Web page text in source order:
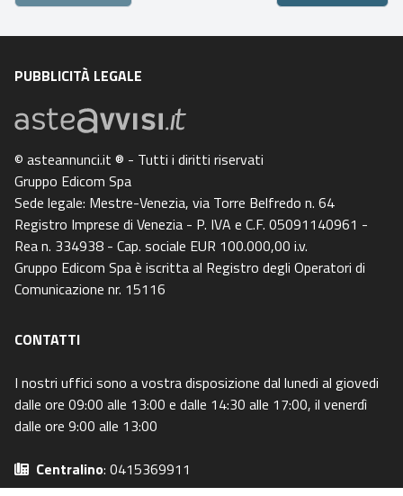
PUBBLICITÀ LEGALE
© asteannunci.it ® - Tutti i diritti riservati
Gruppo Edicom Spa
Sede legale: Mestre-Venezia, via Torre Belfredo n. 64
Registro Imprese di Venezia - P. IVA e C.F. 05091140961 -
Rea n. 334938 - Cap. sociale EUR 100.000,00 i.v.
Gruppo Edicom Spa è iscritta al Registro degli Operatori di
Comunicazione nr. 15116
CONTATTI
I nostri uffici sono a vostra disposizione dal lunedi al giovedi
dalle ore 09:00 alle 13:00 e dalle 14:30 alle 17:00, il venerdì
dalle ore 9:00 alle 13:00
Centralino: 0415369911